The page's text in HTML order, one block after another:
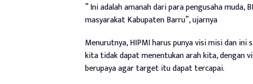
” Ini adalah amanah dari para pengusaha muda,
masyarakat Kabupaten Barru”, ujarnya
Menurutnya, HIPMI harus punya visi misi dan
kita tidak dapat menentukan arah kita, dengan
berupaya agar target itu dapat tercapai.